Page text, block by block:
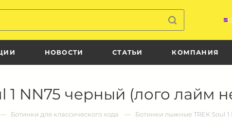
НОВОСТИ СТАТЬИ КОМПАНИЯ
NN75 черный (лого лайм
Ботинки для классического хода Ботинки лыжные TREK Soul